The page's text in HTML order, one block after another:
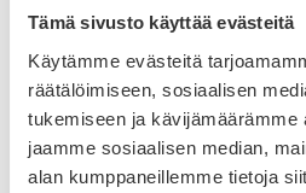
Tämä sivusto käyttää evästeitä
Käytämme evästeitä
räätälöimiseen, sosiaalisen
tukemiseen ja
jaamme sosiaalisen median,
alan kumppaneillemme tietoja
Espan­jas­ta ja muut
Espan­jas­ta, Inno­va­tion
Ruot­sis­ta, Rohealth ja
Poh­jois-Poh­jan­maan liit­to
Kon­ser­ni­hal­lin­to.